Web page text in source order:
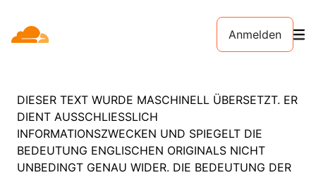
Anmelden
DIESER TEXT WURDE MASCHINELL ÜBERSETZT. ER
DIENT AUSSCHLIESSLICH
INFORMATIONSZWECKEN UND SPIEGELT DIE
BEDEUTUNG ENGLISCHEN ORIGINALS NICHT
UNBEDINGT GENAU WIDER. DIE BEDEUTUNG DER